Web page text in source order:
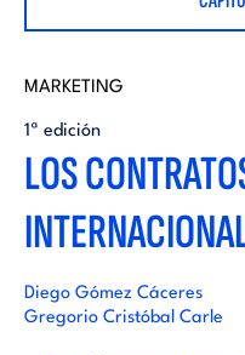
i
t
o
r
i
o
r
a
MARKETING
1ª edición
LOS
Diego Gómez Cáceres
Gregorio Cristóbal Carle